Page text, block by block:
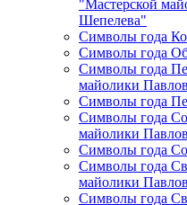
"Мастерской
Шепелева"
Символы года
Символы года
Символы года
майолики
Символы года
Символы года
майолики
Символы года
Символы года
майолики
Символы года